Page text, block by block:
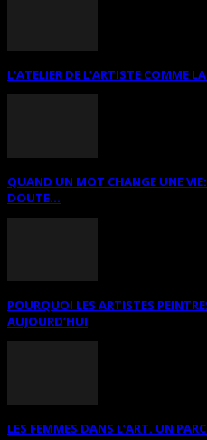
L’ATELIER DE L’ARTISTE COMME
QUAND UN MOT CHANGE UNE VIE:
DOUTE...
POURQUOI LES ARTISTES
AUJOURD’HUI
LES FEMMES DANS L’ART. UN